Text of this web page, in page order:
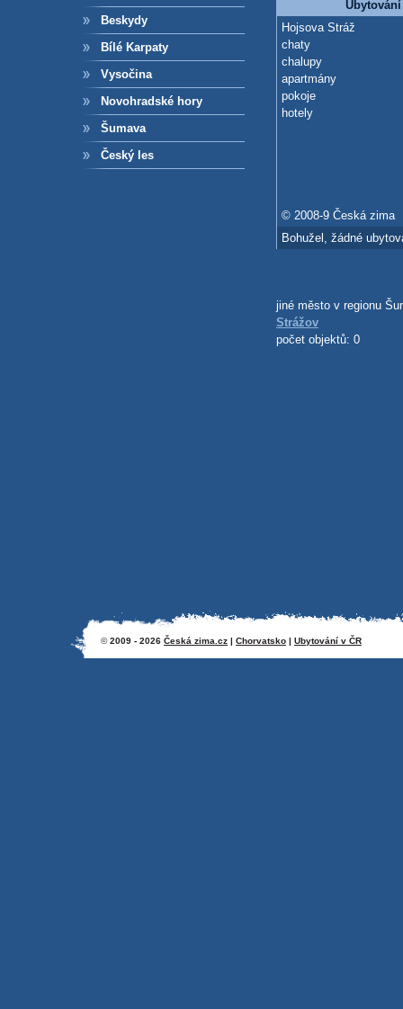
Beskydy
Bílé Karpaty
Vysočina
Novohradské hory
Šumava
Český les
Hojsova Stráž
chaty
chalupy
apartmány
pokoje
hotely
© 2008-9 Česká zima
Bohužel, žádné
jiné město v regionu
Strážov
počet objektů: 0
©2009 - 2026 Česká zima.cz | Chorvatsko | Ubytování v ČR